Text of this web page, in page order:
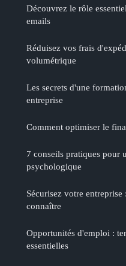
Découvrez le rôle
emails
Réduisez vos frais
volumétrique
Les secrets d'une
entreprise
Comment optimiser le
7 conseils pratiques pour
psychologique
Sécurisez votre entreprise
connaître
Opportunités d'emploi :
essentielles